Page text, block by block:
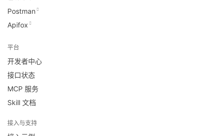
Postman
Apifox
平台
开发者中心
接口状态
MCP 服务
Skill 文档
接入与支持